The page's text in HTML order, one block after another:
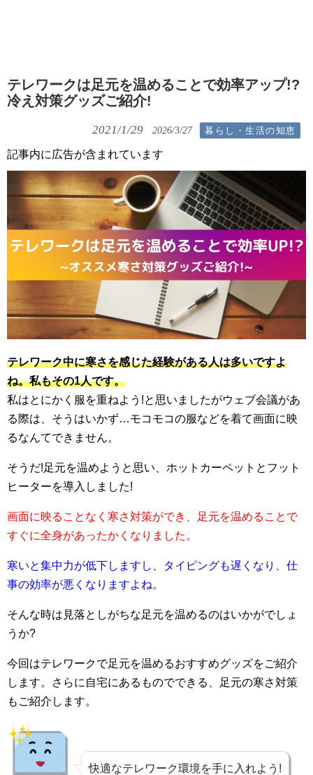
テレワークは足元を温めることで効率アップ!?
冷え対策グッズご紹介!
2021/1/29 2026/3/27 暮らし・生活の知恵
記事内に広告が含まれています
テレワーク中に寒さを感じた経験がある人は多いですよ
ね。私もその1人です。
私はとにかく服を重ねよう!と思いましたがウェブ会議があ
る際は、そうはいかず…モコモコの服などを着て画面に映
るなんてできません。
そうだ!足元を温めようと思い、ホットカーペットとフット
ヒーターを導入しました!
画面に映ることなく寒さ対策ができ、足元を温めることで
すぐに全身があったかくなりました。
寒いと集中力が低下しますし、タイピングも遅くなり、仕
事の効率が悪くなりますよね。
そんな時は見落としがちな足元を温めるのはいかがでしょ
うか?
今回はテレワークで足元を温めるおすすめグッズをご紹介
します。さらに自宅にあるものでできる、足元の寒さ対策
もご紹介します。
快適なテレワーク環境を手に入れよう!